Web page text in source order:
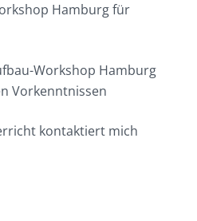
Hamburg für
Workshop Hamburg
Vorkenntnissen
kontaktiert mich